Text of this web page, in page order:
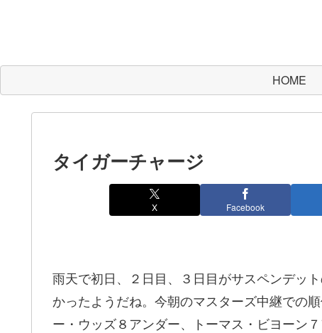
HOME
タイガーチャージ
X Facebook
雨天で初日、２日目、３日目がサスペンデッ
かったようだね。今朝のマスターズ中継での
ー・ウッズ８アンダー、トーマス・ビヨーン